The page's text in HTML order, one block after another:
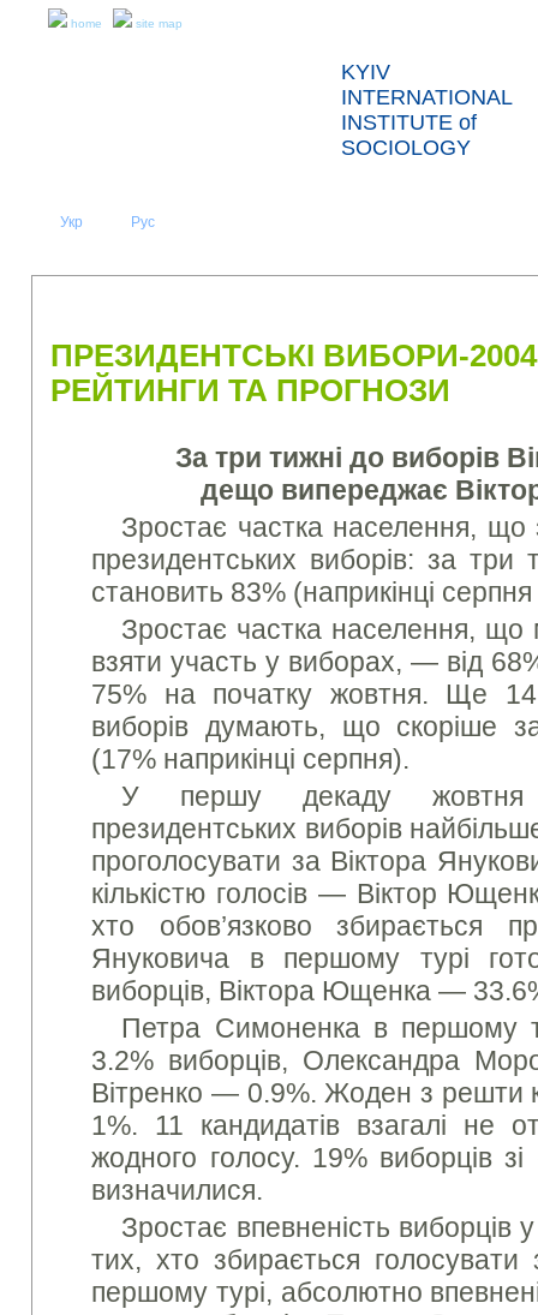
home site map
KYIV
INTERNATIONAL
INSTITUTE of
SOCIOLOGY
Укр Рус
ПРЕЗИДЕНТСЬКІ ВИБОРИ-
РЕЙТИНГИ ТА ПРОГНОЗИ
За три тижні до виборів
дещо випереджає
Зростає частка населення, що
президентських виборів: за три
становить 83% (наприкінці
Зростає частка населення, що
взяти участь у виборах, — від
75% на початку жовтня. Ще
виборів думають, що скоріше
(17% наприкінці серпня).
У першу декаду
президентських виборів
проголосувати за Віктора
кількістю голосів — Віктор
хто обов’язково збирається
Януковича в першому турі
виборців, Віктора Ющенка —
Петра Симоненка в першому
3.2% виборців, Олександра
Вітренко — 0.9%. Жоден з решти
1%. 11 кандидатів взагалі не
жодного голосу. 19% виборців
визначилися.
Зростає впевненість виборців
тих, хто збирається
першому турі, абсолютно